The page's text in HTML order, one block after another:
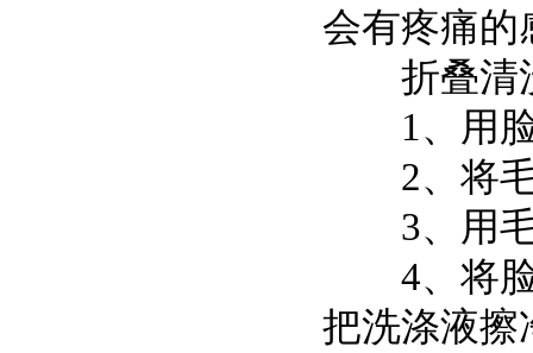
会有疼痛的
折叠清
1、用脸
2、将毛
3、用毛
4、将脸
把洗涤液擦